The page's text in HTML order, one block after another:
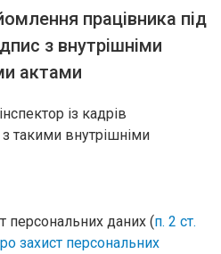
працівника під
з внутрішніми
актами
із кадрів
такими внутрішніми
персональних даних (п. 2 ст.
захист персональних